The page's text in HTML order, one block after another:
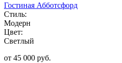
Гостиная Абботсфорд
Стиль:
Модерн
Цвет:
Светлый
от 45 000 руб.